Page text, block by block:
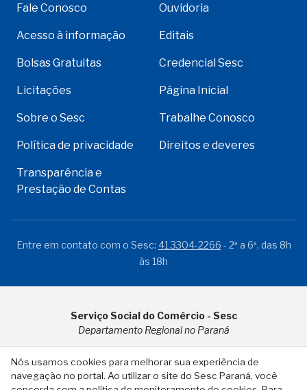
Nós usamos cookies para melhorar sua experiência de
navegação no portal. Ao utilizar o site do Sesc Paraná, você
Fale Conosco Ouvidoria
Acesso à informação Editais
Bolsas Gratuitas Credencial Sesc
Licitações Página Inicial
Sobre o Sesc Trabalhe Conosco
Política de privacidade Direitos e deveres
Transparência e
Prestação de Contas
Entre em contato com o Sesc: 41 3304-2266 - 2ª a 6ª, das 8h
às 18h
Serviço Social do Comércio - Sesc
Departamento Regional no Paraná
Rua Visconde do Rio Branco, 931 - CEP 80.410-001 - Curitiba -
PR